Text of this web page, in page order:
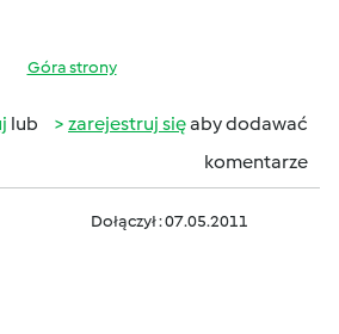
Góra strony
lub zarejestruj sięaby dodawać
komentarze
Dołączył : 07.05.2011